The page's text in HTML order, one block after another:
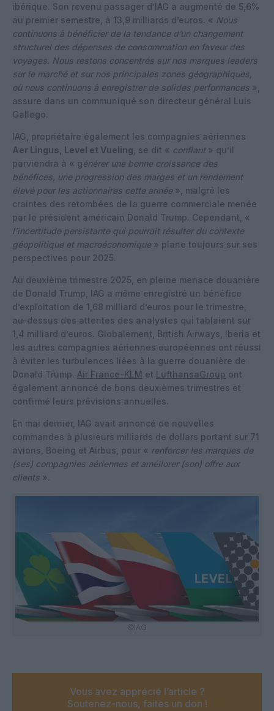
ibérique. Son revenu passager d’IAG a augmenté de 5,6%
au premier semestre, à 13,9 milliards d’euros. « Nous
continuons à bénéficier de la tendance d’un changement
structurel des dépenses de consommation en faveur des
voyages. Nous restons concentrés sur nos marques leaders
sur le marché et sur nos principales zones géographiques,
où nous continuons à enregistrer de solides performances »,
assure dans un communiqué son directeur général Luis
Gallego.
IAG, propriétaire également les compagnies aériennes
Aer Lingus, Level et Vueling , se dit « confiant » qu’il
parviendra à « générer une bonne croissance des
bénéfices, une progression des marges et un rendement
élevé pour les actionnaires cette année », malgré les
craintes des retombées de la guerre commerciale menée
par le président américain Donald Trump. Cependant, «
l’incertitude persistante qui pourrait résulter du contexte
géopolitique et macroéconomique » plane toujours sur ses
perspectives pour 2025.
Au deuxième trimestre 2025, en pleine menace douanière
de Donald Trump, IAG a même enregistré un bénéfice
d’exploitation de 1,68 milliard d’euros pour le trimestre,
au-dessus des attentes des analystes qui tablaient sur
1,4 milliard d’euros. Globalement, British Airways, Iberia et
les autres compagnies aériennes européennes ont réussi
à éviter les turbulences liées à la guerre douanière de
Donald Trump. Air France-KLM et LufthansaGroup ont
également annoncé de bons deuxièmes trimestres et
confirmé leurs prévisions annuelles.
En mai dernier, IAG avait annoncé de nouvelles
commandes à plusieurs milliards de dollars portant sur 71
avions, Boeing et Airbus, pour « renforcer les marques de
(ses) compagnies aériennes et améliorer (son) offre aux
clients ».
©IAG
Vous avez apprécié l’article ?
Soutenez-nous, faites un don !